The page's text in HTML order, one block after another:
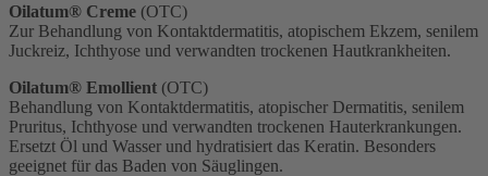
Oilatum® Creme (OTC)
Zur Behandlung von Kontaktdermatitis, atopischem Ekzem, senilem
Juckreiz, Ichthyose und verwandten trockenen Hautkrankheiten.
Oilatum® Emollient (OTC)
Behandlung von Kontaktdermatitis, atopischer Dermatitis, senilem
Pruritus, Ichthyose und verwandten trockenen Hauterkrankungen.
Ersetzt Öl und Wasser und hydratisiert das Keratin. Besonders
geeignet für das Baden von Säuglingen.